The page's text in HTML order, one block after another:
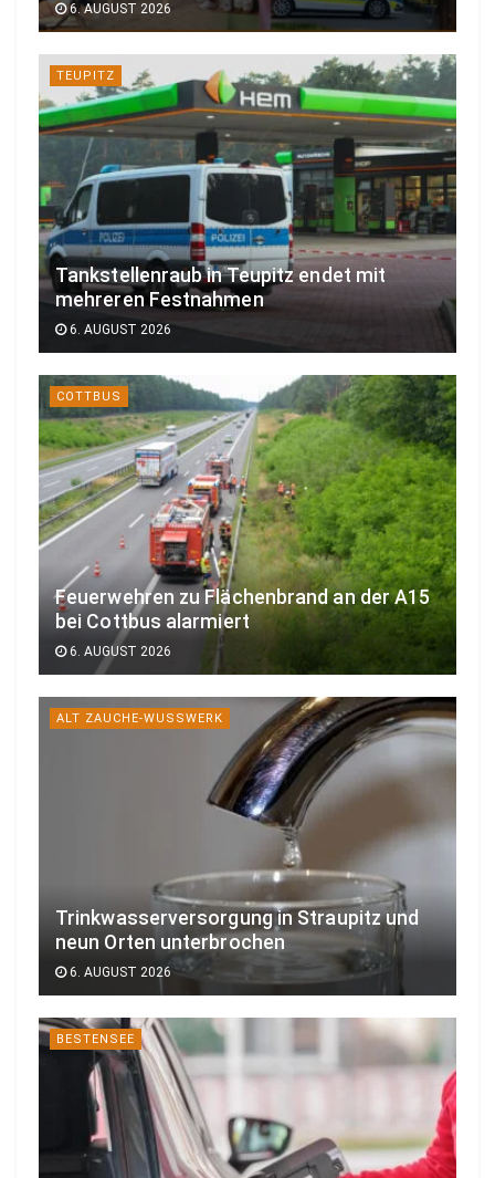
6. AUGUST 2026
TEUPITZ
Tankstellenraub in Teupitz endet mit
mehreren Festnahmen
6. AUGUST 2026
COTTBUS
Feuerwehren zu Flächenbrand an der A15
bei Cottbus alarmiert
6. AUGUST 2026
ALT ZAUCHE-WUSSWERK
Trinkwasserversorgung in Straupitz und
neun Orten unterbrochen
6. AUGUST 2026
BESTENSEE